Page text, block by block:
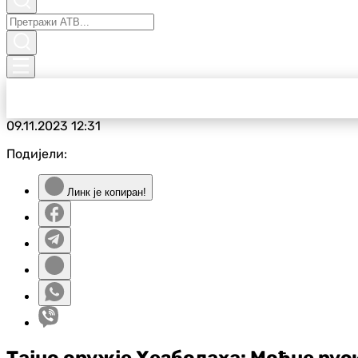
09.11.202312:31
Подијели:
Линк је копиран!